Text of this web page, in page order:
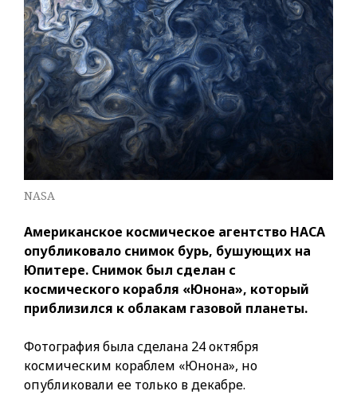
NASA
Американское космическое агентство НАСА
опубликовало снимок бурь, бушующих на
Юпитере. Снимок был сделан с
космического корабля «Юнона», который
приблизился к облакам газовой планеты.
Фотография была сделана 24 октября
космическим кораблем «Юнона», но
опубликовали ее только в декабре.